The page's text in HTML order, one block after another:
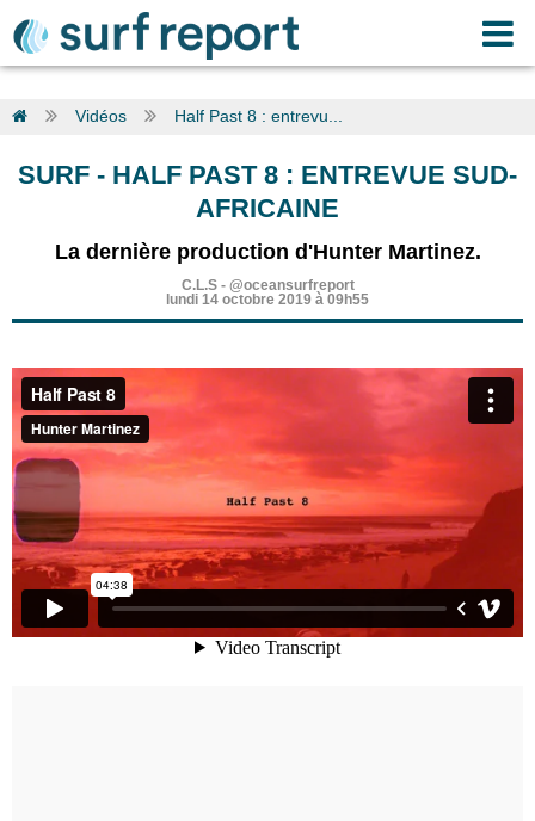
Vidéos Half Past 8 : entrevu...
SURF - HALF PAST 8 : ENTREVUE SUD-
AFRICAINE
La dernière production d'Hunter Martinez.
C.L.S- @oceansurfreport
lundi 14 octobre 2019 à 09h55